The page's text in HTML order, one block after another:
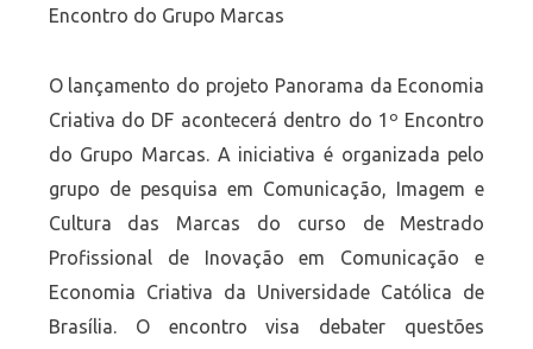
Encontro do Grupo Marcas
O lançamento do projeto Panorama da Economia
Criativa do DF acontecerá dentro do 1º Encontro
do Grupo Marcas. A iniciativa é organizada pelo
grupo de pesquisa em Comunicação, Imagem e
Cultura das Marcas do curso de Mestrado
Profissional de Inovação em Comunicação e
Economia Criativa da Universidade Católica de
Brasília. O encontro visa debater questões